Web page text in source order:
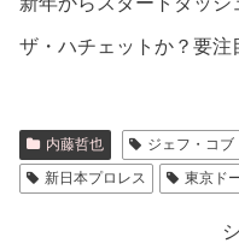
ザ・ハチェットか？要注
内藤哲也 ジェフ・コブ
新日本プロレス
東京ド